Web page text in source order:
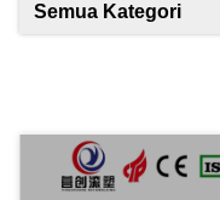
Semua Kategori